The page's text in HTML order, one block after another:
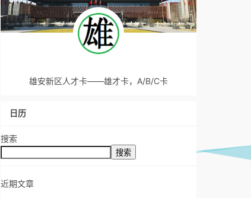
雄安新区人才卡——雄才卡，A/B/C卡
日历
搜索
搜索
近期文章